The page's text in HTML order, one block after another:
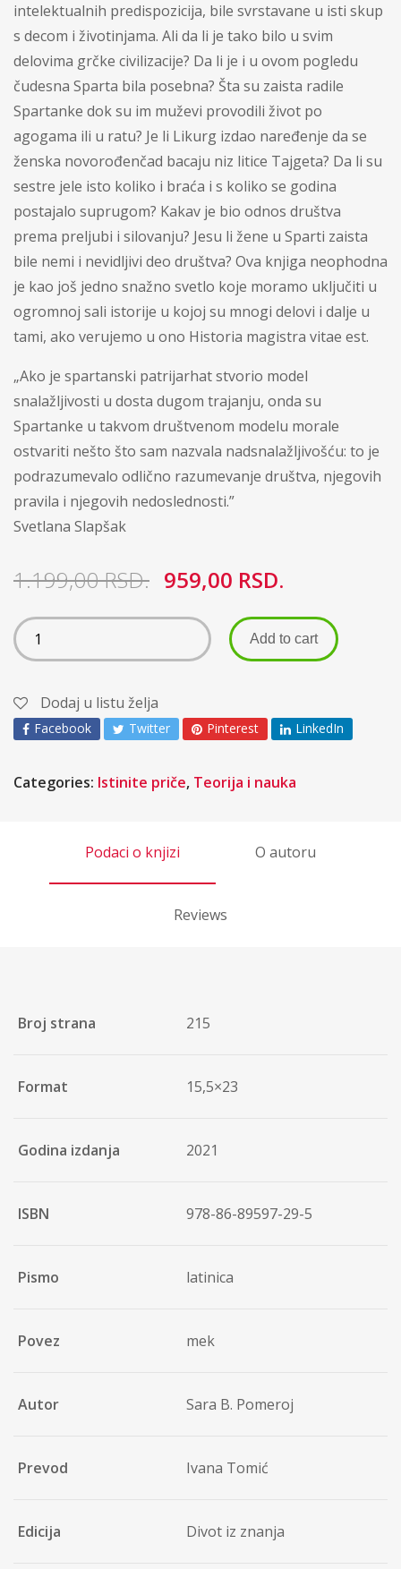
intelektualnih predispozicija, bile svrstavane u isti skup
s decom i životinjama. Ali da li je tako bilo u svim
delovima grčke civilizacije? Da li je i u ovom pogledu
čudesna Sparta bila posebna? Šta su zaista radile
Spartanke dok su im muževi provodili život po
agogama ili u ratu? Je li Likurg izdao naređenje da se
ženska novorođenčad bacaju niz litice Tajgeta? Da li su
sestre jele isto koliko i braća i s koliko se godina
postajalo suprugom? Kakav je bio odnos društva
prema preljubi i silovanju? Jesu li žene u Sparti zaista
bile nemi i nevidljivi deo društva? Ova knjiga neophodna
je kao još jedno snažno svetlo koje moramo uključiti u
ogromnoj sali istorije u kojoj su mnogi delovi i dalje u
tami, ako verujemo u ono Historia magistra vitae est.
„Ako je spartanski patrijarhat stvorio model
snalažljivosti u dosta dugom trajanju, onda su
Spartanke u takvom društvenom modelu morale
ostvariti nešto što sam nazvala nadsnalažljivošću: to je
podrazumevalo odlično razumevanje društva, njegovih
pravila i njegovih nedoslednosti.”
Svetlana Slapšak
1.199,00RSD. 959,00 RSD.
Add to cart
Dodaj u listu želja
Facebook Twitter Pinterest LinkedIn
Categories: Istinite priče, Teorija i nauka
Podaci o knjizi O autoru
Reviews
Broj strana 215
Format 15,5×23
Godina izdanja 2021
ISBN 978-86-89597-29-5
Pismo latinica
Povez mek
Autor Sara B. Pomeroj
Prevod Ivana Tomić
Edicija Divot iz znanja